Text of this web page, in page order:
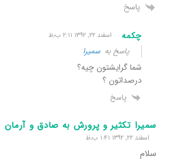
پاسخ
چکمه اسفند ۲۲, ۱۳۹۲ ۲:۱۱ ب٫ظ
پاسخ بهسمیرا
شما گرایشتون چیه؟
درصداتون ؟
پاسخ
سمیرا تکثیر و پرورش به صادق و آرمان
اسفند ۲۲, ۱۳۹۲ ۱:۴۱ ب٫ظ
سلام